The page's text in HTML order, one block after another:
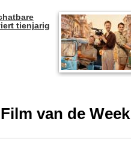
tienjarig
van de